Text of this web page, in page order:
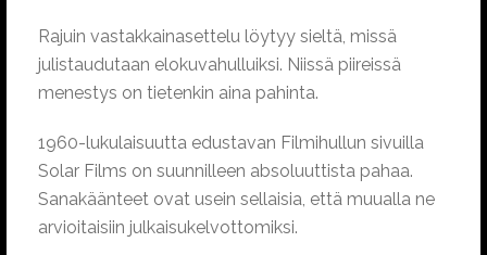
Rajuin vastakkainasettelu löytyy sieltä, missä
julistaudutaan elokuvahulluiksi. Niissä piireissä
menestys on tietenkin aina pahinta.
1960-lukulaisuutta edustavan Filmihullun sivuilla
Solar Films on suunnilleen absoluuttista pahaa.
Sanakäänteet ovat usein sellaisia, että muualla ne
arvioitaisiin julkaisukelvottomiksi.